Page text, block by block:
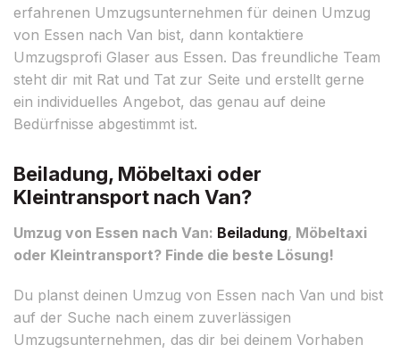
erfahrenen Umzugsunternehmen für deinen Umzug
von Essen nach Van bist, dann kontaktiere
Umzugsprofi Glaser aus Essen. Das freundliche Team
steht dir mit Rat und Tat zur Seite und erstellt gerne
ein individuelles Angebot, das genau auf deine
Bedürfnisse abgestimmt ist.
Beiladung, Möbeltaxi oder
Kleintransport nach Van?
Umzug von Essen nach Van: Beiladung, Möbeltaxi
oder Kleintransport? Finde die beste Lösung!
Du planst deinen Umzug von Essen nach Van und bist
auf der Suche nach einem zuverlässigen
Umzugsunternehmen, das dir bei deinem Vorhaben